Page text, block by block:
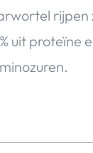
rijpen
uit proteïne